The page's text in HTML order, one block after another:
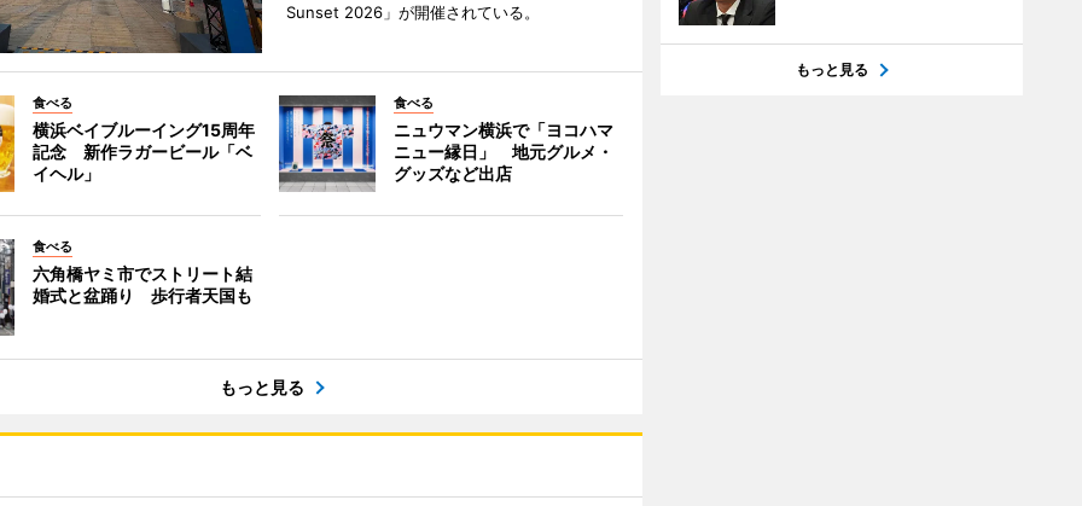
Sunset 2026」が開催されている。
食べる
横浜ベイブルーイング15周年
記念 新作ラガービール「ベ
イヘル」
食べる
ニュウマン横浜で「ヨコハマ
ニュー縁日」 地元グルメ・
グッズなど出店
食べる
六角橋ヤミ市でストリート結
婚式と盆踊り 歩行者天国も
もっと見る
もっと見る